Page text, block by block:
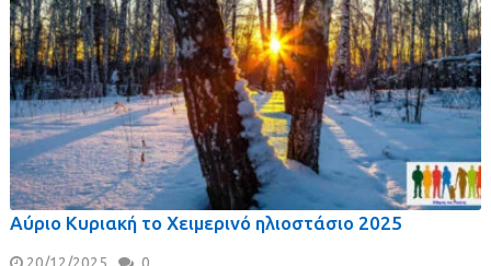
Αύριο Κυριακή το Χειμερινό ηλιοστάσιο 2025